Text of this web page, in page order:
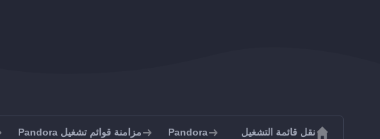
نقل قائمة التشغيل Pandora مزامنة قوائم تشغيل Pandora